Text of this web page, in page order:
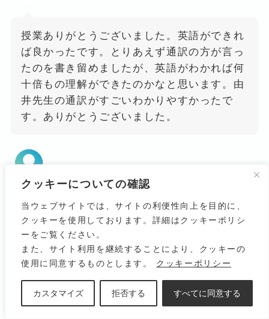
クッキーについての確認
当ウェブサイトでは、サイトの利便性向上を目的に、
クッキーを使用しております。詳細はクッキーポリシ
ーをご覧ください。
また、サイト利用を継続することにより、クッキーの
使用に同意するものとします。
クッキーポリシー
カスタマイズ 拒否する すべてに同意する
授業ありがとうございました。英語ができれ
ば良かったです。とりあえず通訳の方が言っ
たのを書き留めましたが、英語がわかれば何
十倍もの理解ができたのかなと思います。由
井先生の通訳がすごいわかりやすかったで
す。ありがとうございました。
LMポーテンシーを上手に使えるようになる
ととても穏やかに治癒に導けるというのはと
てもよいと思います。アグラベーションに対
する対処も色々と教えていただいてとても参
論を読まなくては。。と思いました。